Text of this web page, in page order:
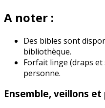
A noter :
Des bibles sont
bibliothèque.
Forfait linge (draps
personne.
Ensemble, veillons